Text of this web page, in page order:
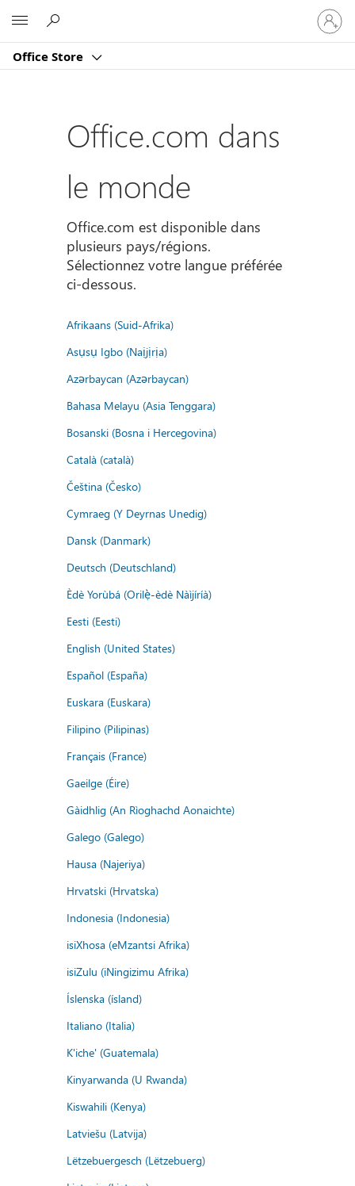
Office Store
vous
à
compte
Office.com dans
le monde
Office.com est disponible dans
plusieurs pays/régions.
Sélectionnez votre langue préférée
ci-dessous.
Afrikaans (Suid-Afrika)
Asụsụ Igbo (Naịjịrịa)
Azərbaycan (Azərbaycan)
Bahasa Melayu (Asia Tenggara)
Bosanski (Bosna i Hercegovina)
Català (català)
Čeština (Česko)
Cymraeg (Y Deyrnas Unedig)
Dansk (Danmark)
Deutsch (Deutschland)
Èdè Yorùbá (Orilẹ̀-èdè Nàìjíríà)
Eesti (Eesti)
English (United States)
Español (España)
Euskara (Euskara)
Filipino (Pilipinas)
Français (France)
Gaeilge (Éire)
Gàidhlig (An Rìoghachd Aonaichte)
Galego (Galego)
Hausa (Najeriya)
Hrvatski (Hrvatska)
Indonesia (Indonesia)
isiXhosa (eMzantsi Afrika)
isiZulu (iNingizimu Afrika)
Íslenska (ísland)
Italiano (Italia)
K'iche' (Guatemala)
Kinyarwanda (U Rwanda)
Kiswahili (Kenya)
Latviešu (Latvija)
Lëtzebuergesch (Lëtzebuerg)